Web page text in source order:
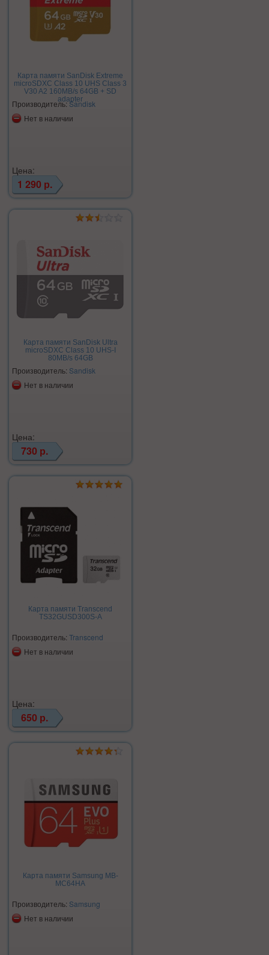
Карта памяти SanDisk Extreme
microSDXC Class 10 UHS Class 3
V30 A2 160MB/s 64GB + SD
adapter
Производитель:Sandisk
Нет в наличии
Цена:
1 290 р.
Карта памяти SanDisk Ultra
microSDXC Class 10 UHS-I
80MB/s 64GB
Производитель: Sandisk
Нет в наличии
Цена:
730 р.
Карта памяти Transcend
TS32GUSD300S-A
Производитель: Transcend
Нет в наличии
Цена:
650 р.
Карта памяти Samsung MB-
MC64HA
Производитель: Samsung
Нет в наличии